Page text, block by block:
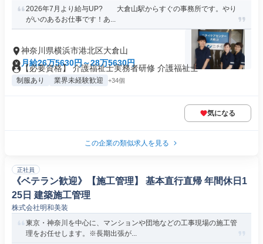
2026年7月より給与UP? 大倉山駅からすぐの事務所です。やり
がいのあるお仕事です！あ...
神奈川県横浜市港北区大倉山
月給26万5630円～28万5630円
【必要資格】 介護福祉士実務者研修 介護福祉士
制服あり 業界未経験歓迎 +34個
気になる
この企業の類似求人を見る
正社員
《ベテラン歓迎》【施工管理】 基本直行直帰 年間休日1
25日 建築施工管理
株式会社明和美装
東京・神奈川を中心に、マンションや団地などの工事現場の施工管
理をお任せします。※長期出張が...